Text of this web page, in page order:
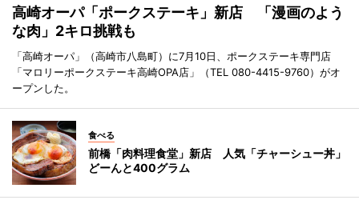
高崎オーパ「ポークステーキ」新店 「漫画のよう
な肉」2キロ挑戦も
「高崎オーパ」（高崎市八島町）に7月10日、ポークステーキ専門店
「マロリーポークステーキ高崎OPA店」（TEL 080-4415-9760）がオ
ープンした。
食べる
前橋「肉料理食堂」新店 人気「チャーシュー丼」
どーんと400グラム